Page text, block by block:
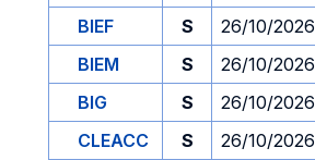
BIEF
S 26/10/2026
BIEM
S 26/10/2026
BIG
S 26/10/2026
CLEACC
S 26/10/2026